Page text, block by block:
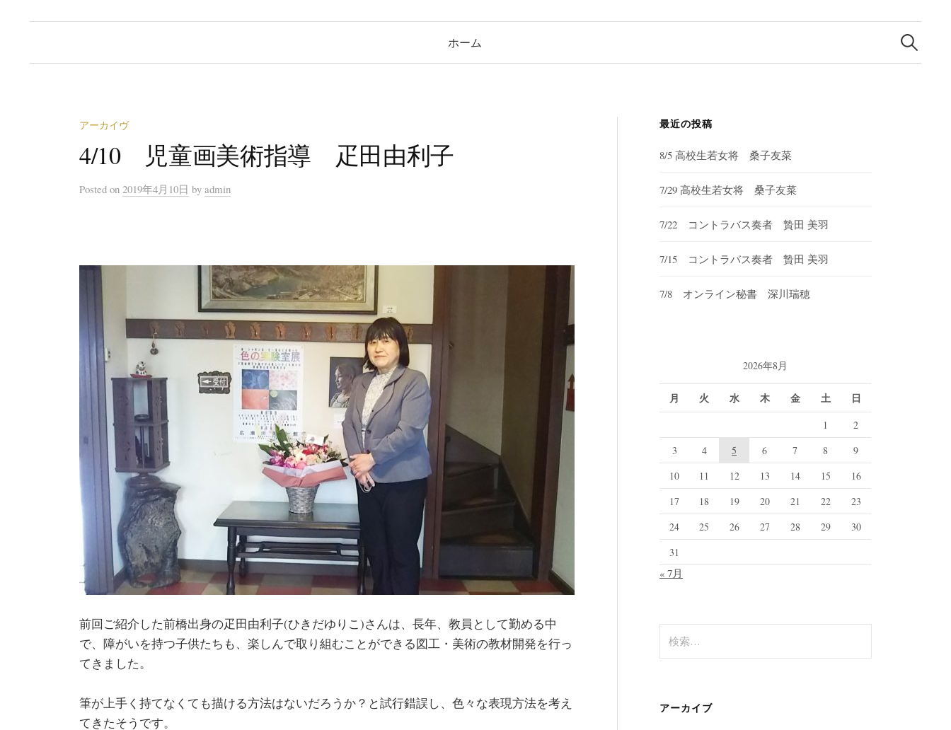
ホーム
検
索:
アーカイヴ
4/10 児童画美術指導 疋田由利子
Posted on 2019年4月10日 by admin
前回ご紹介した前橋出身の疋田由利子(ひきだゆりこ)さんは、長年、教員として勤める中
で、障がいを持つ子供たちも、楽しんで取り組むことができる図工・美術の教材開発を行っ
てきました。
筆が上手く持てなくても描ける方法はないだろうか？と試行錯誤し、色々な表現方法を考え
てきたそうです。
最近の投稿
8/5 高校生若女将 桑子友菜
7/29 高校生若女将 桑子友菜
7/22 コントラバス奏者 贄田 美羽
7/15 コントラバス奏者 贄田 美羽
7/8 オンライン秘書 深川瑞穂
2026年8月
月 火 水 木 金 土 日
1
2
3
4 5 6 7 8
9
10
11 12 13 14 15
16
17
18 19 20 21 22
23
24
25 26 27 28 29
30
31
« 7月
索:
アーカイブ